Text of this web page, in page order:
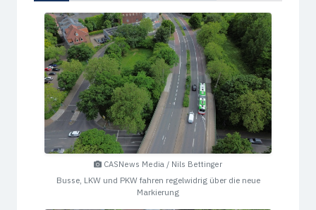
CASNews Media / Nils Bettinger
Busse, LKW und PKW fahren regelwidrig über die neue
Markierung